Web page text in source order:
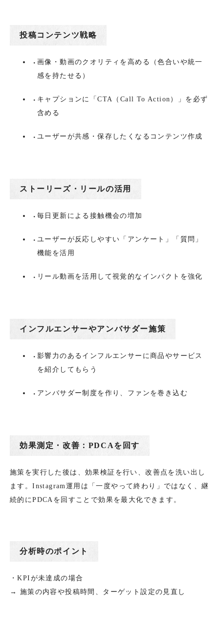
投稿コンテンツ戦略
画像・動画のクオリティを高める（色合いや統一
感を持たせる）
キャプションに「CTA（Call To Action）」を必ず
含める
ユーザーが共感・保存したくなるコンテンツ作成
ストーリーズ・リールの活用
毎日更新による接触機会の増加
ユーザーが反応しやすい「アンケート」「質問」
機能を活用
リール動画を活用して視覚的なインパクトを強化
インフルエンサーやアンバサダー施策
影響力のあるインフルエンサーに商品やサービス
を紹介してもらう
アンバサダー制度を作り、ファンを巻き込む
効果測定・改善：PDCAを回す
施策を実行した後は、効果検証を行い、改善点を洗い出し
ます。Instagram運用は「一度やって終わり」ではなく、継
続的にPDCAを回すことで効果を最大化できます。
分析時のポイント
・KPIが未達成の場合
→ 施策の内容や投稿時間、ターゲット設定の見直し